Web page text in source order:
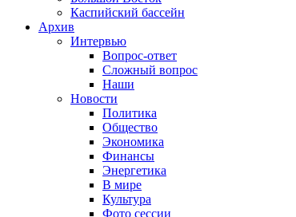
Каспийский бассейн
Архив
Интервью
Вопрос-ответ
Сложный вопрос
Наши
Новости
Политика
Общество
Экономика
Финансы
Энергетика
В мире
Культура
Фото сессии